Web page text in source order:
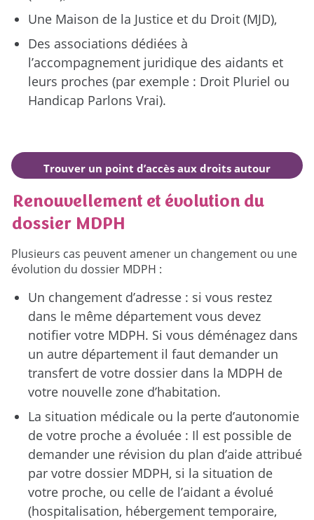
Une Maison de la Justice et du Droit (MJD),
Des associations dédiées à
l’accompagnement juridique des aidants et
leurs proches (par exemple : Droit Pluriel ou
Handicap Parlons Vrai).
Trouver un point d’accès aux droits autour
de moi
Renouvellement et évolution du
dossier MDPH
Plusieurs cas peuvent amener un changement ou une
évolution du dossier MDPH :
Un changement d’adresse : si vous restez
dans le même département vous devez
notifier votre MDPH. Si vous déménagez dans
un autre département il faut demander un
transfert de votre dossier dans la MDPH de
votre nouvelle zone d’habitation.
La situation médicale ou la perte d’autonomie
de votre proche a évoluée : Il est possible de
demander une révision du plan d’aide attribué
par votre dossier MDPH, si la situation de
votre proche, ou celle de l’aidant a évolué
(hospitalisation, hébergement temporaire,